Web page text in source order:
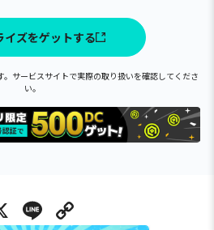
イズをゲットする
サービスサイトで実際の取り扱いを確認してくださ
い。
X Line